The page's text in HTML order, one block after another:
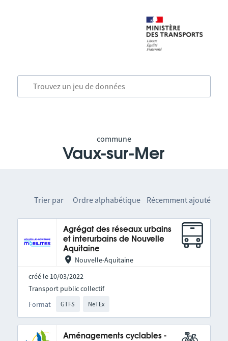
commune
Vaux-sur-Mer
Trier par Ordre alphabétique Récemment ajouté
Agrégat des réseaux urbains
et interurbains de Nouvelle
Aquitaine
Nouvelle-Aquitaine
créé le 10/03/2022
Format GTFS NeTEx
Transport public collectif
Aménagements cyclables -